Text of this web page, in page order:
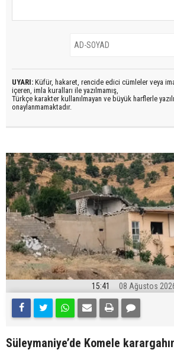
UYARI: Küfür, hakaret, rencide edici cümleler veya
içeren, imla kuralları ile yazılmamış,
Türkçe karakter kullanılmayan ve büyük harflerle
onaylanmamaktadır.
15:41 08 Ağustos
Süleymaniye’de Komele